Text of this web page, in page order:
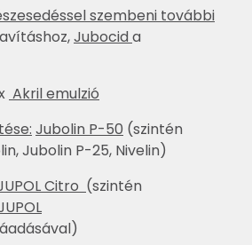
szembeni további
Jubocid a
Akril emulzió
Jubolin P-50 (szintén
Jubolin P-25, Nivelin)
Citro (szintén